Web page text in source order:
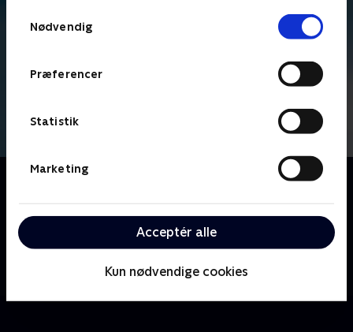
Nødvendig
Præferencer
Statistik
Marketing
Acceptér alle
Kun nødvendige cookies
Om The Office
medarbejderne på Dunder Mifflins kontorartikel-
virksomhed, der er baseret i Scranton, hvor fejder og
dokumentarhold.